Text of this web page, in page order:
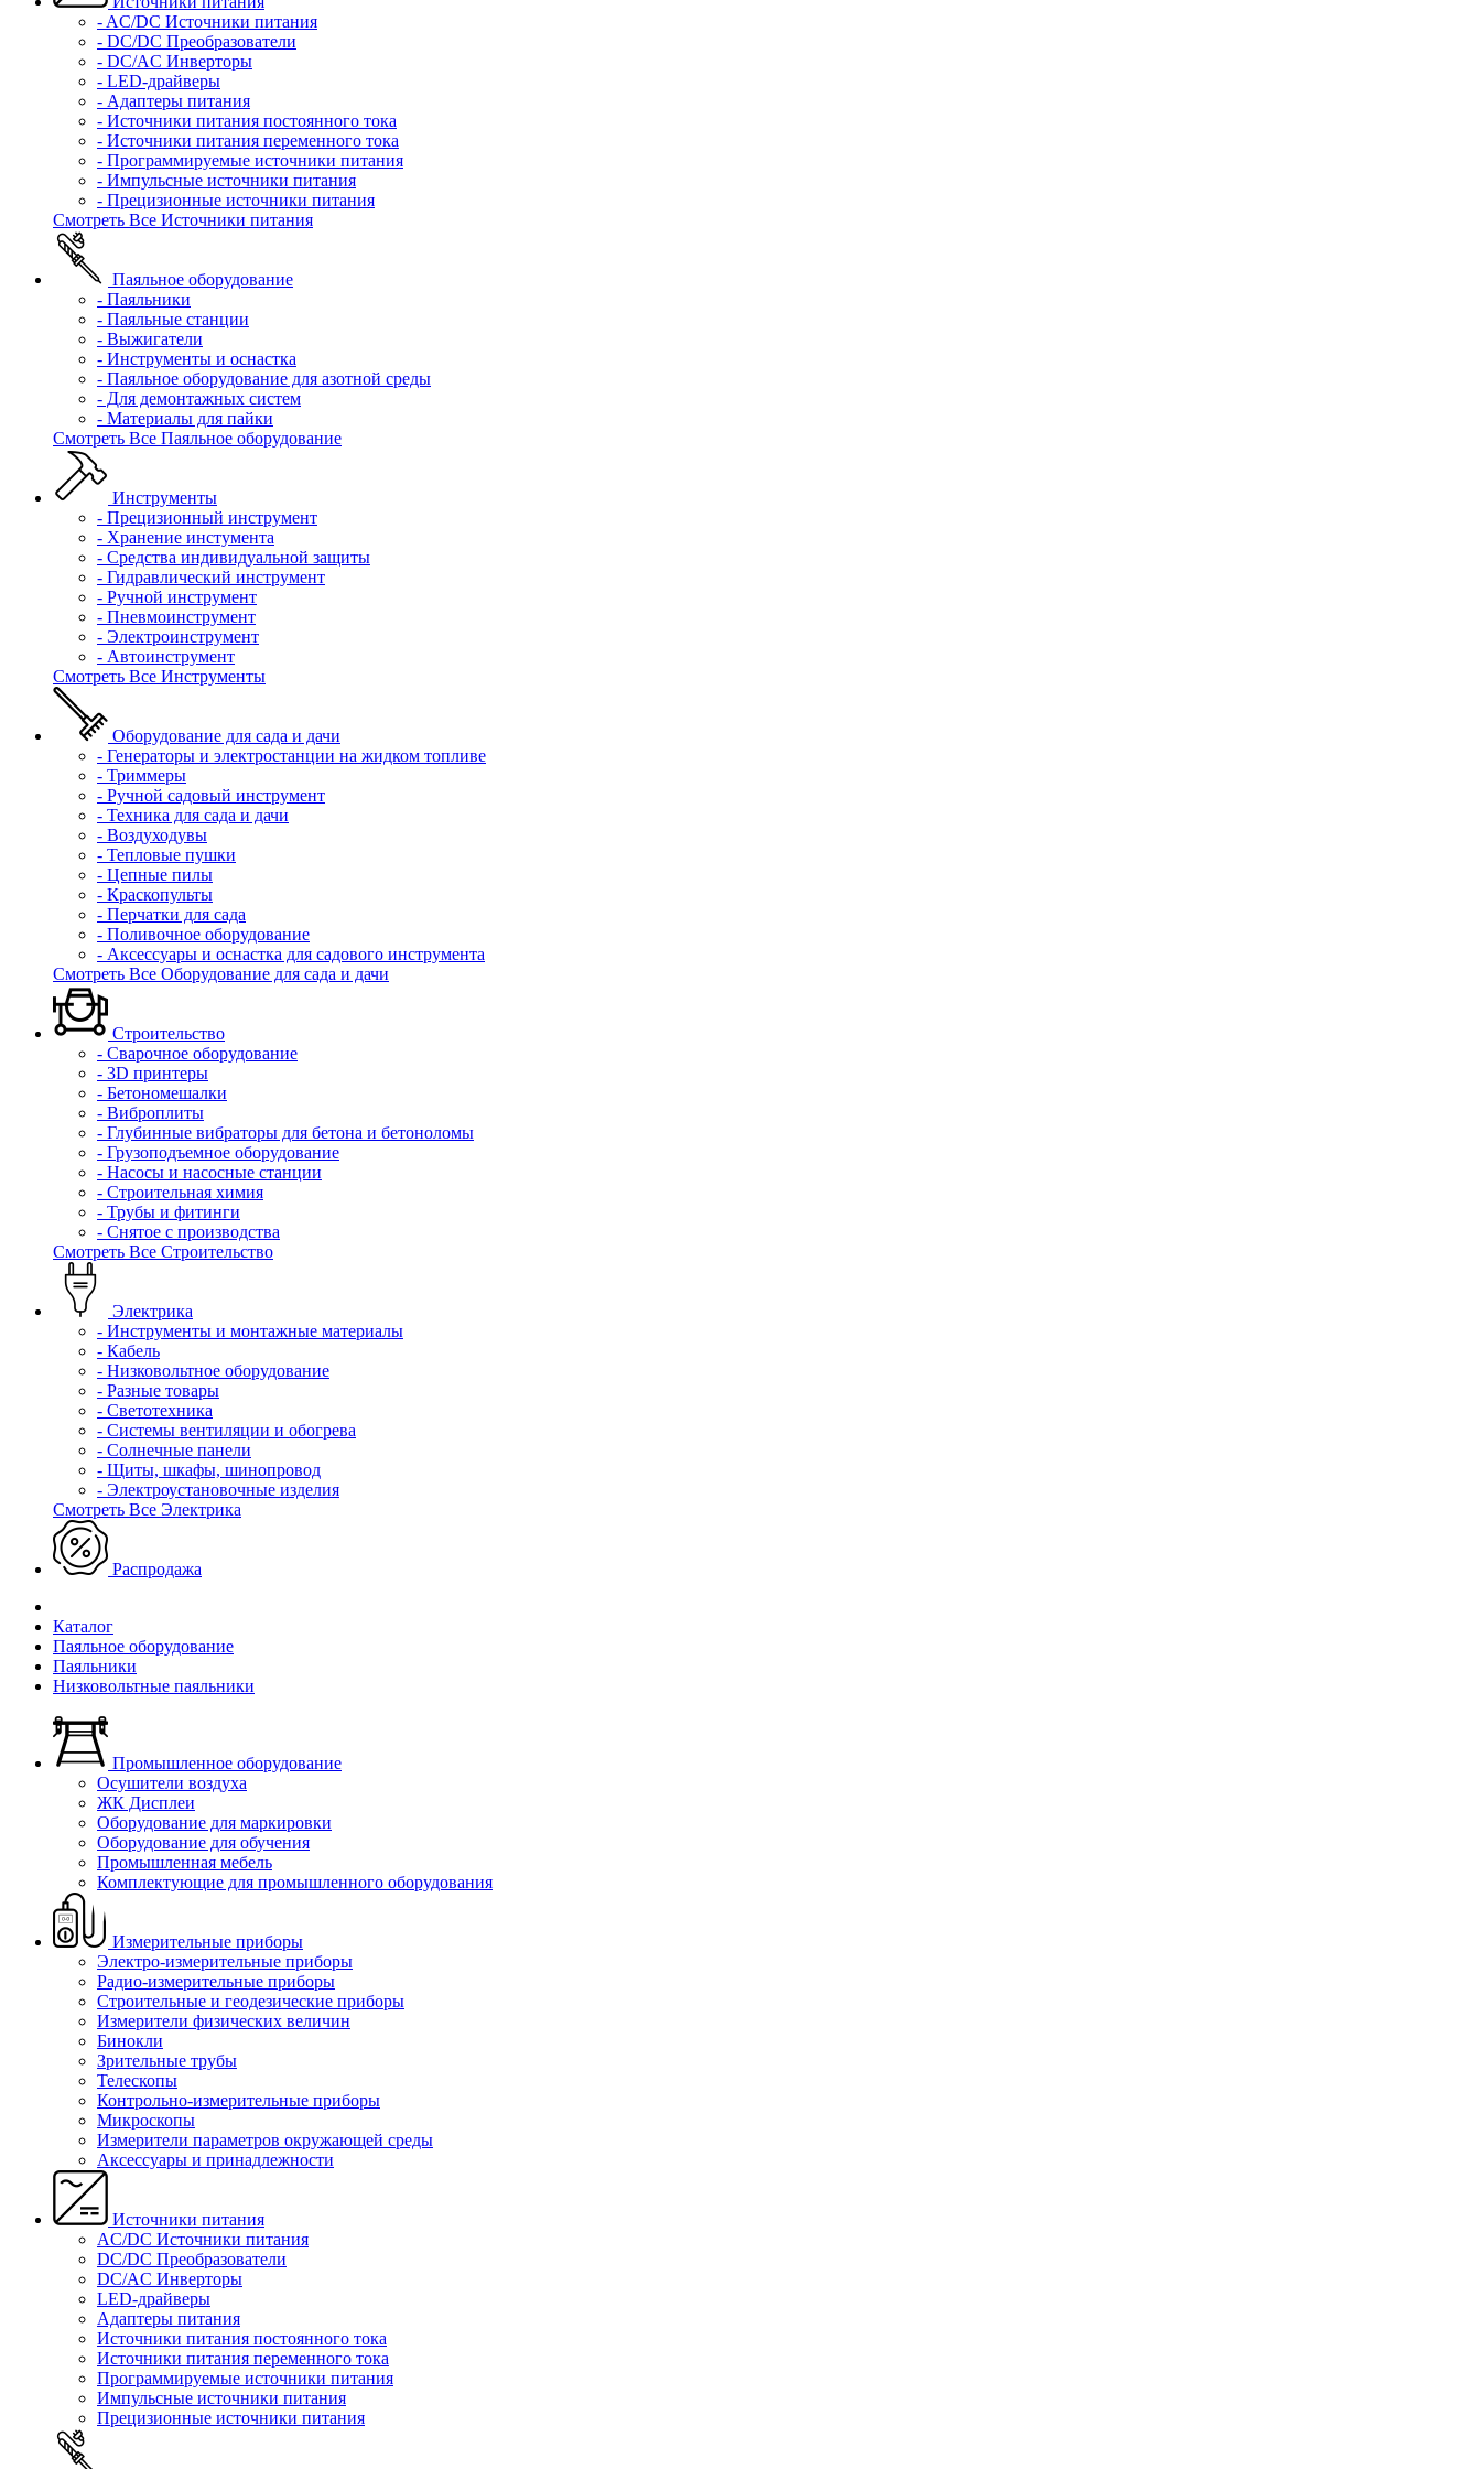
- AC/DC Источники питания
- DC/DC Преобразователи
- DC/AC Инверторы
- LED-драйверы
- Адаптеры питания
- Источники питания постоянного тока
- Источники питания переменного тока
- Программируемые источники питания
- Импульсные источники питания
- Прецизионные источники питания
Смотреть Все Источники питания
Паяльное оборудование
- Паяльники
- Паяльные станции
- Выжигатели
- Инструменты и оснастка
- Паяльное оборудование для азотной среды
- Для демонтажных систем
- Материалы для пайки
Смотреть Все Паяльное оборудование
Инструменты
- Прецизионный инструмент
- Хранение инстумента
- Средства индивидуальной защиты
- Гидравлический инструмент
- Ручной инструмент
- Пневмоинструмент
- Электроинструмент
- Автоинструмент
Смотреть Все Инструменты
Оборудование для сада и дачи
- Генераторы и электростанции на жидком топливе
- Триммеры
- Ручной садовый инструмент
- Техника для сада и дачи
- Воздуходувы
- Тепловые пушки
- Цепные пилы
- Краскопульты
- Перчатки для сада
- Поливочное оборудование
- Аксессуары и оснастка для садового инструмента
Смотреть Все Оборудование для сада и дачи
Строительство
- Сварочное оборудование
- 3D принтеры
- Бетономешалки
- Виброплиты
- Глубинные вибраторы для бетона и бетоноломы
- Грузоподъемное оборудование
- Насосы и насосные станции
- Строительная химия
- Трубы и фитинги
- Снятое с производства
Смотреть Все Строительство
Электрика
- Инструменты и монтажные материалы
- Кабель
- Низковольтное оборудование
- Разные товары
- Светотехника
- Системы вентиляции и обогрева
- Солнечные панели
- Щиты, шкафы, шинопровод
- Электроустановочные изделия
Смотреть Все Электрика
Распродажа
Каталог
Паяльное оборудование
Паяльники
Низковольтные паяльники
Промышленное оборудование
Осушители воздуха
ЖК Дисплеи
Оборудование для маркировки
Оборудование для обучения
Промышленная мебель
Комплектующие для промышленного оборудования
Измерительные приборы
Электро-измерительные приборы
Радио-измерительные приборы
Строительные и геодезические приборы
Измерители физических величин
Бинокли
Зрительные трубы
Телескопы
Контрольно-измерительные приборы
Микроскопы
Измерители параметров окружающей среды
Аксессуары и принадлежности
Источники питания
AC/DC Источники питания
DC/DC Преобразователи
DC/AC Инверторы
LED-драйверы
Адаптеры питания
Источники питания постоянного тока
Источники питания переменного тока
Программируемые источники питания
Импульсные источники питания
Прецизионные источники питания